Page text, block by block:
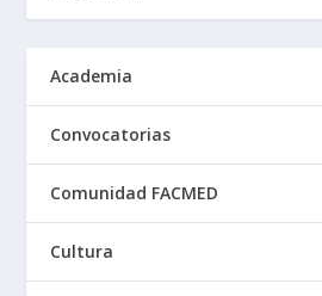
Academia
Convocatorias
Comunidad FACMED
Cultura